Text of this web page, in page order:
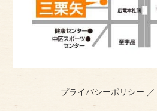
プライバシーポリシー ／